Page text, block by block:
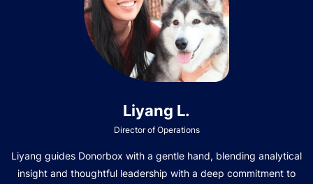
Liyang L.
Director of Operations
Liyang guides Donorbox with a gentle hand, blending analytical
insight and thoughtful leadership with a deep commitment to